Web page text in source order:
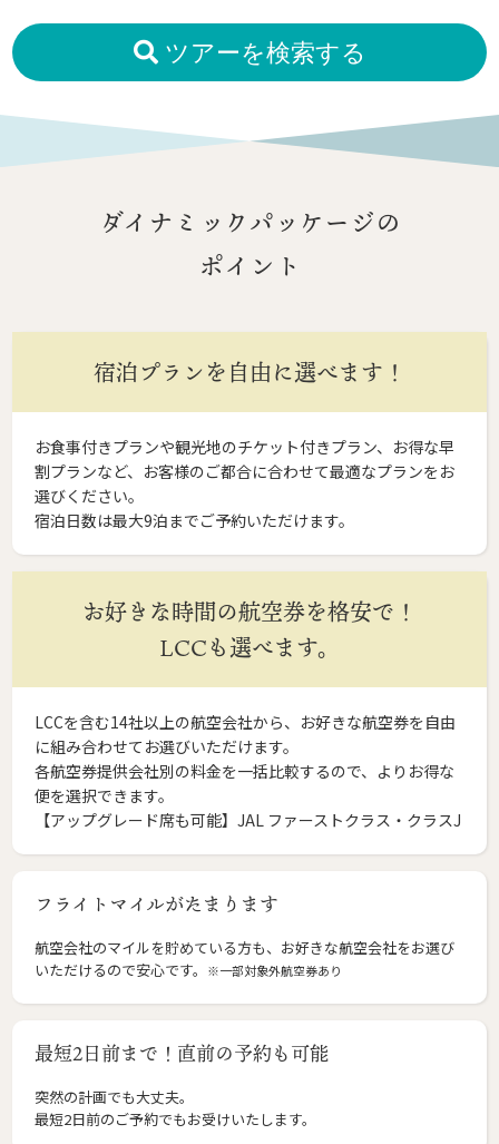
ツアーを検索する
ダイナミックパッケージの
ポイント
宿泊プランを自由に選べます！
お食事付きプランや観光地のチケット付きプラン、お得な早
割プランなど、お客様のご都合に合わせて最適なプランをお
選びください。
宿泊日数は最大9泊までご予約いただけます。
お好きな時間の航空券を格安で！
LCCも選べます。
LCCを含む14社以上の航空会社から、お好きな航空券を自由
に組み合わせてお選びいただけます。
各航空券提供会社別の料金を一括比較するので、よりお得な
便を選択できます。
【アップグレード席も可能】JAL ファーストクラス・クラスJ
フライトマイルがたまります
航空会社のマイルを貯めている方も、お好きな航空会社をお選び
いただけるので安心です。
※一部対象外航空券あり
最短2日前まで！直前の予約も可能
突然の計画でも大丈夫。
最短2日前のご予約でもお受けいたします。